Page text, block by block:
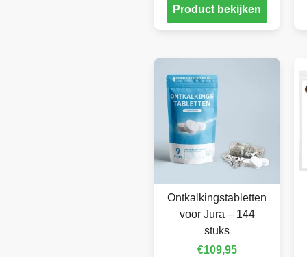
Product bekijken
Ontkalkingstabletten
voor Jura – 144
stuks
€109,95